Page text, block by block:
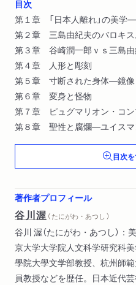
目次
第１章 「日本人離れ」の美学―
第２章 三島由紀夫のバロキス
第３章 谷崎潤一郎ｖｓ三島由
第４章 人形と彫刻
第５章 寸断された身体―鏡像
第６章 変身と怪物
第７章 ピュグマリオン・コン
第８章 聖性と腐爛―ユイスマ
第９章 叫びと肉塊―フランシ
第１０章 肉体の美術史―芸術
目次
著作者プロフィール
谷川渥 （ たにがわ・あつし ）
谷川 渥（たにがわ・あつし）
京大学大学院人文科学研究科
學院大學文学部教授、杭州師
員教授などを歴任。日本近代